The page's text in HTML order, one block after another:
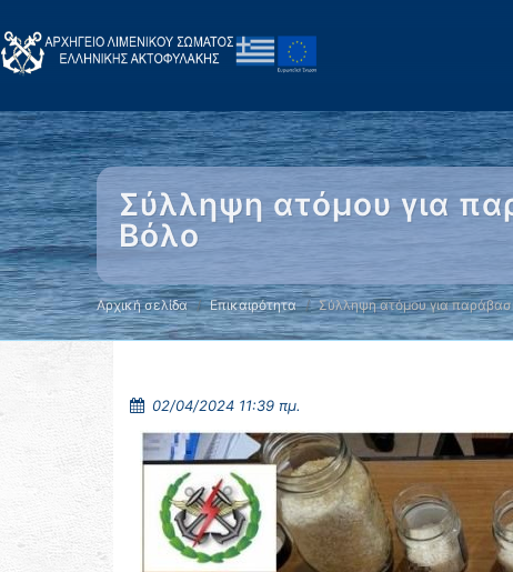
Σύλληψη ατόμου για
Βόλο
Αρχική σελίδα Επικαιρότητα Σύλληψη ατόμου για
02/04/2024 11:39 πμ.